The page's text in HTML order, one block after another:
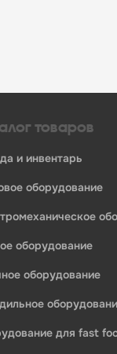
товаров
и инвентарь
оборудование
оборудование
оборудование
для fast